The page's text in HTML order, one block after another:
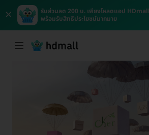
×
รับส่วนลด 200 บ. เพียงโหลดแอป
พร้อมรับสิทธิประโยชน์มากมาย